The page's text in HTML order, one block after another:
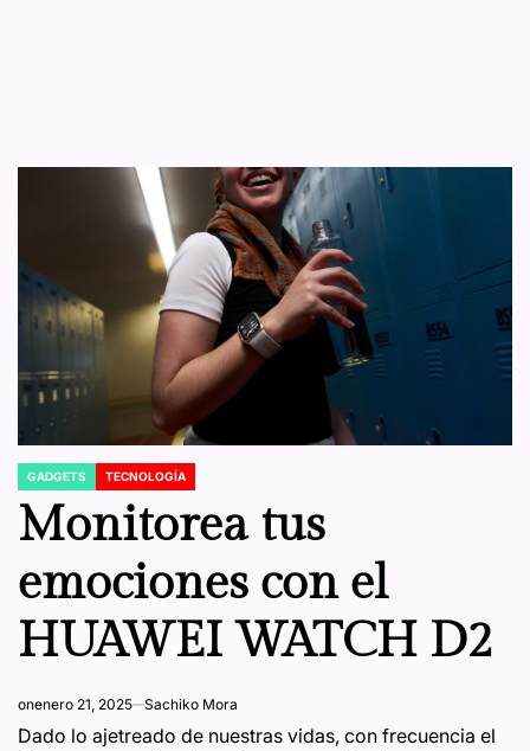
POSTED
IN
GADGETS TECNOLOGÍA
Monitorea tus
emociones con el
HUAWEI WATCH D2
onenero 21, 2025 Sachiko Mora
Dado lo ajetreado de nuestras vidas, con frecuencia el